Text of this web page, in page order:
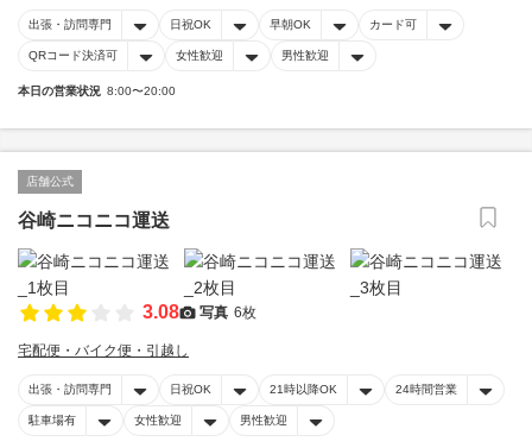
出張・訪問専門 日祝OK 早朝OK カード可
QRコード決済可 女性歓迎 男性歓迎
本日の営業状況 8:00〜20:00
店舗公式
谷崎ニコニコ運送
3.08 写真 6枚
宅配便・バイク便・引越し
出張・訪問専門 日祝OK 21時以降OK 24時間営業
駐車場有 女性歓迎 男性歓迎